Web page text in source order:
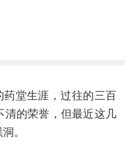
堂生涯，过往的三百
清的荣誉，但最近这几
。